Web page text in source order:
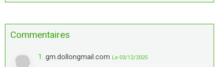
Commentaires
1. gm.dollongmail.com Le 03/12/2025